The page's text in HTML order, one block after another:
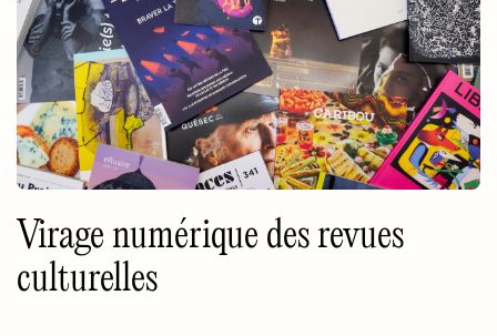
Virage numérique des revues
culturelles